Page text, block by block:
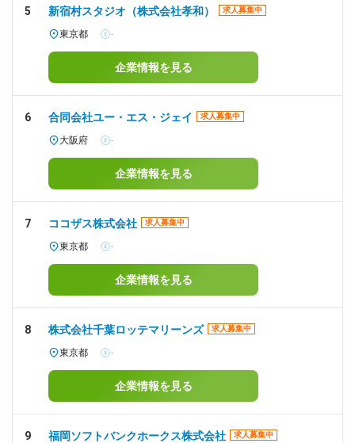
5 新宿村スタジオ（株式会社孝和） 求人募集中
東京都 -
企業情報を見る
6 合同会社ユー・エス・ジェイ 求人募集中
大阪府 -
企業情報を見る
7 ココザス株式会社 求人募集中
東京都 -
企業情報を見る
8 株式会社千葉ロッテマリーンズ 求人募集中
東京都 -
企業情報を見る
9 福岡ソフトバンクホークス株式会社 求人募集中